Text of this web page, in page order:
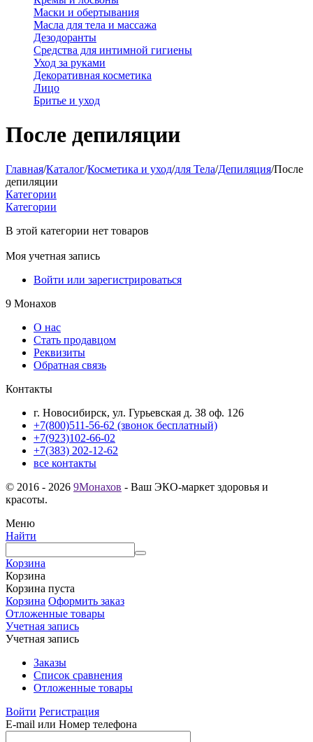
Маски и обертывания
Масла для тела и массажа
Дезодоранты
Средства для интимной гигиены
Уход за руками
Декоративная косметика
Лицо
Бритье и уход
После депиляции
Главная/Каталог/Косметика и уход/для Тела/Депиляция/После
депиляции
Категории
Категории
В этой категории нет товаров
Моя учетная запись
Войти или зарегистрироваться
9 Монахов
О нас
Стать продавцом
Реквизиты
Обратная связь
Контакты
г. Новосибирск, ул. Гурьевская д. 38 оф. 126
+7(800)511-56-62 (звонок бесплатный)
+7(923)102-66-02
+7(383) 202-12-62
все контакты
© 2016 - 2026 9Монахов - Ваш ЭКО-маркет здоровья и
красоты.
Меню
Найти
Корзина
Корзина
Корзина пуста
Корзина Оформить заказ
Отложенные товары
Учетная запись
Учетная запись
Заказы
Список сравнения
Отложенные товары
Войти Регистрация
E-mail или Номер телефона